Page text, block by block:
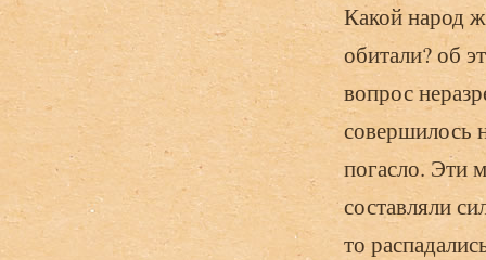
Какой народ
обитали? об
вопрос
совершилось
погасло. Эти
составляли
то